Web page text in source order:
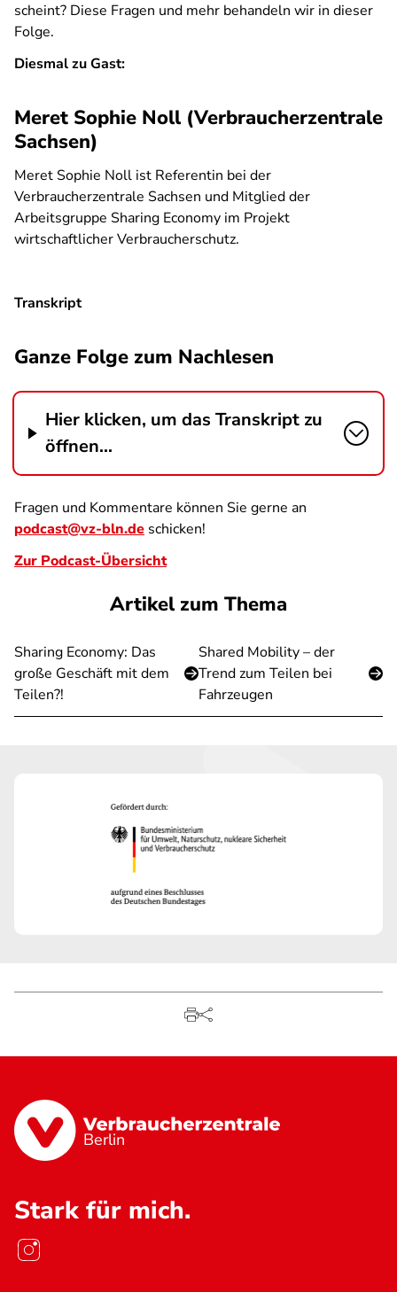
scheint? Diese Fragen und mehr behandeln wir in dieser
Folge.
Diesmal zu Gast:
Meret Sophie Noll (Verbraucherzentrale
Sachsen)
Meret Sophie Noll ist Referentin bei der
Verbraucherzentrale Sachsen und Mitglied der
Arbeitsgruppe Sharing Economy im Projekt
wirtschaftlicher Verbraucherschutz.
Transkript
Ganze Folge zum Nachlesen
Hier klicken, um das Transkript zu
öffnen...
Fragen und Kommentare können Sie gerne an
podcast@vz-bln.de schicken!
Zur Podcast-Übersicht
Artikel zum Thema
Sharing Economy: Das
große Geschäft mit dem
Teilen?!
Shared Mobility – der
Trend zum Teilen bei
Fahrzeugen
Berlin
Stark für mich.